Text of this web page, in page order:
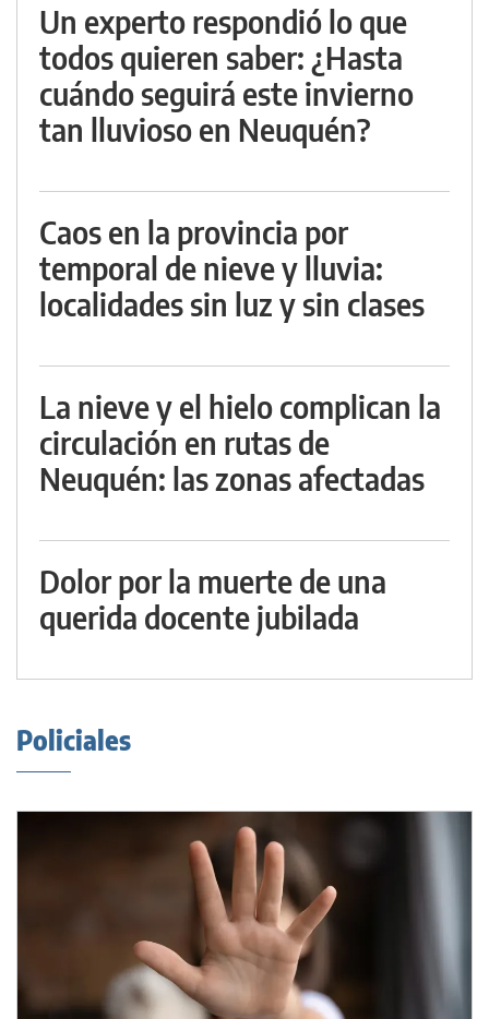
Un experto respondió lo que
todos quieren saber: ¿Hasta
cuándo seguirá este invierno
tan lluvioso en Neuquén?
Caos en la provincia por
temporal de nieve y lluvia:
localidades sin luz y sin clases
La nieve y el hielo complican la
circulación en rutas de
Neuquén: las zonas afectadas
Dolor por la muerte de una
querida docente jubilada
Policiales